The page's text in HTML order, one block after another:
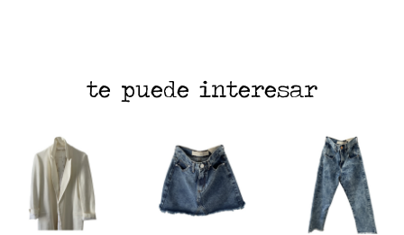
te puede interesar